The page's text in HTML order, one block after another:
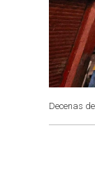
Decenas